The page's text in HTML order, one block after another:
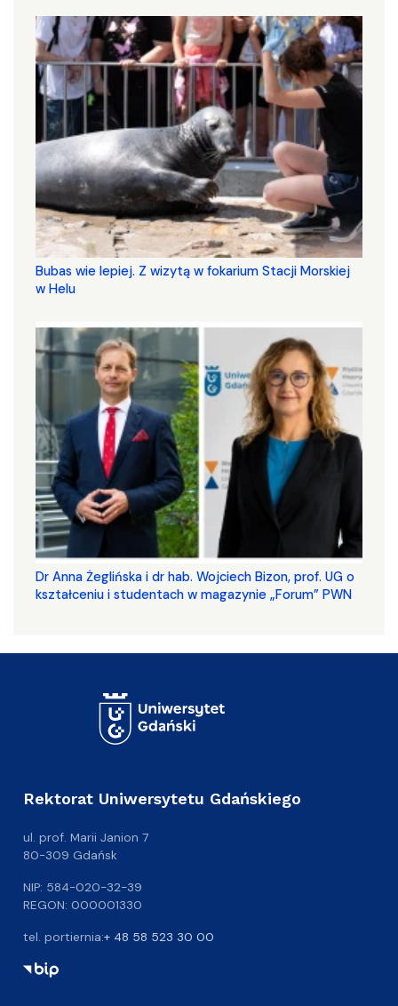
Bubas wie lepiej. Z wizytą w fokarium Stacji Morskiej
w Helu
​​​​​​​Dr Anna Żeglińska i dr hab. Wojciech Bizon, prof. UG o
kształceniu i studentach w magazynie „Forum” PWN
Rektorat Uniwersytetu Gdańskiego
ul. prof. Marii Janion 7
80-309 Gdańsk
NIP: 584-020-32-39
REGON: 000001330
tel. portiernia:+ 48 58 523 30 00